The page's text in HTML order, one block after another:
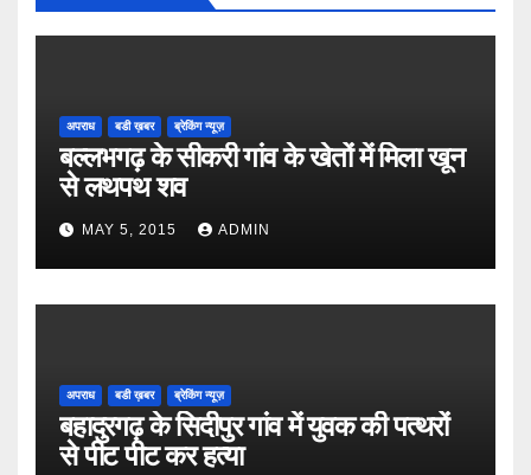
अपराध बडी ख़बर ब्रेकिंग न्यूज़
बल्लभगढ़ के सीकरी गांव के खेतों में मिला खून
से लथपथ शव
MAY 5, 2015 ADMIN
अपराध बडी ख़बर ब्रेकिंग न्यूज़
बहादुरगढ़ के सिदीपुर गांव में युवक की पत्थरों
से पीट पीट कर हत्या